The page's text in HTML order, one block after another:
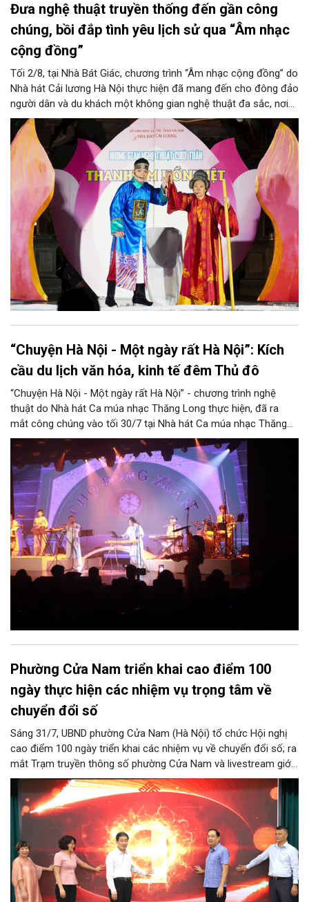
Đưa nghệ thuật truyền thống đến gần công
chúng, bồi đắp tình yêu lịch sử qua “Âm nhạc
cộng đồng”
Tối 2/8, tại Nhà Bát Giác, chương trình “Âm nhạc cộng đồng” do
Nhà hát Cải lương Hà Nội thực hiện đã mang đến cho đông đảo
người dân và du khách một không gian nghệ thuật đa sắc, nơi
những làn điệu cải lương, ca cổ, tân cổ và các tiết mục múa
hòa quyện trong không gian của phố đi bộ hồ Hoàn Kiếm. Đặc
biệt, chương trình có sự giao lưu của các nghệ sĩ đến từ
phương Nam, góp phần tạo nên cuộc gặp gỡ nghệ thuật giàu
cảm xúc.
“Chuyện Hà Nội - Một ngày rất Hà Nội”: Kích
cầu du lịch văn hóa, kinh tế đêm Thủ đô
“Chuyện Hà Nội - Một ngày rất Hà Nội” - chương trình nghệ
thuật do Nhà hát Ca múa nhạc Thăng Long thực hiện, đã ra
mắt công chúng vào tối 30/7 tại Nhà hát Ca múa nhạc Thăng
Long (số 31 - 33 phố Lương Văn Can, phường Hoàn Kiếm).
Phường Cửa Nam triển khai cao điểm 100
ngày thực hiện các nhiệm vụ trọng tâm về
chuyển đổi số
Sáng 31/7, UBND phường Cửa Nam (Hà Nội) tổ chức Hội nghị
cao điểm 100 ngày triển khai các nhiệm vụ về chuyển đổi số; ra
mắt Trạm truyền thông số phường Cửa Nam và livestream giới
thiệu các sản phẩm du lịch gắn với di sản, văn hóa kiến trúc
trên địa bàn.